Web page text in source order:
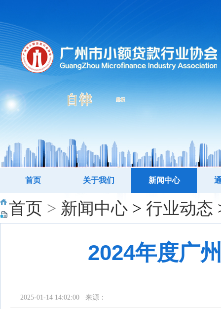
首页 关于我们 新闻中心
首页 > 新闻中心 > 行业动态
2024年度广
2025-01-14 14:02:00 来源：